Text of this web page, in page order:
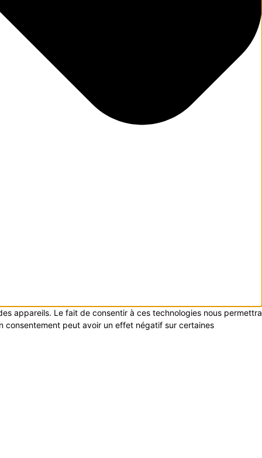
appareils. Le fait de consentir à ces technologies nous permettra
consentement peut avoir un effet négatif sur certaines